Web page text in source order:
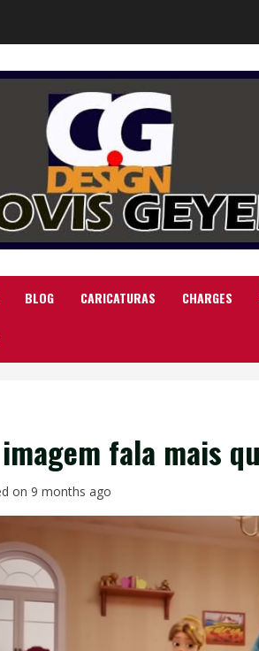
BLOG CARICATURAS CHARGES
fala mais
on 9 months ago